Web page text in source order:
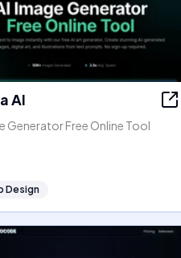
AI
Generator Free Online Tool
Design